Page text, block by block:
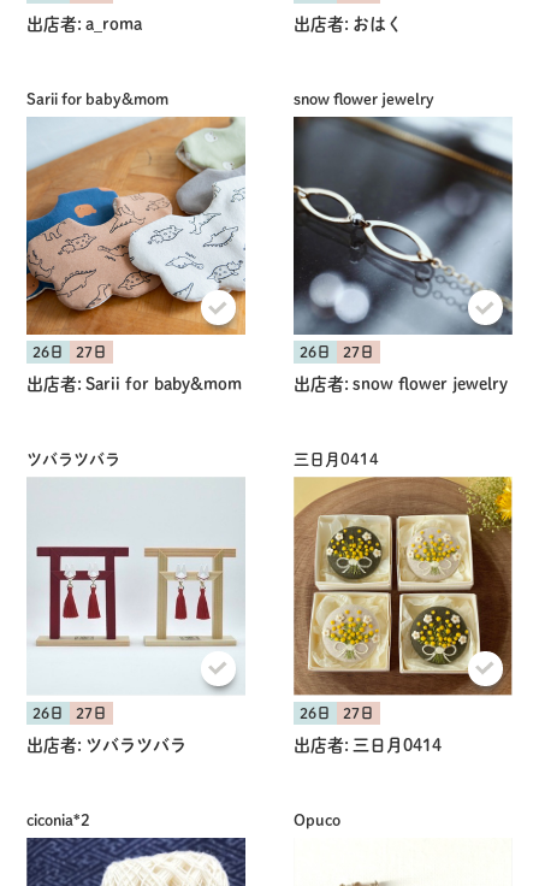
出店者: a_roma 出店者: おはく
Sarii for baby&mom
26日 27日
出店者: Sarii for baby&mom
snow flower jewelry
26日 27日
出店者: snow flower jewelry
ツバラツバラ
26日 27日
出店者: ツバラツバラ
三日月0414
26日 27日
出店者: 三日月0414
ciconia*2 Opuco